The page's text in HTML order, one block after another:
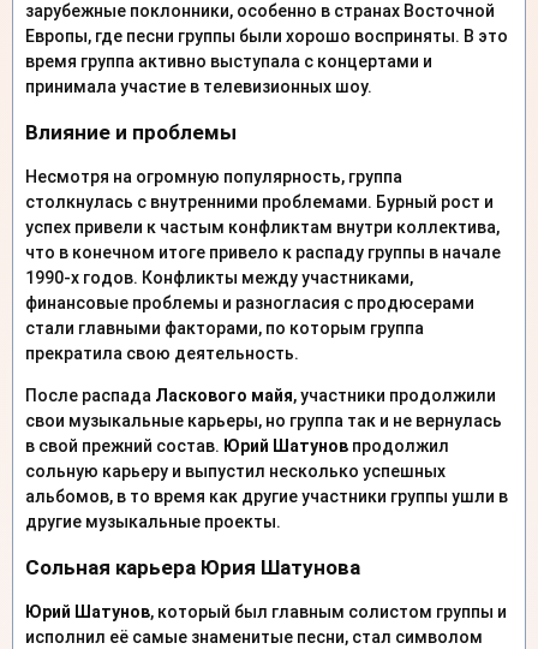
зарубежные поклонники, особенно в странах Восточной
Европы, где песни группы были хорошо восприняты. В это
время группа активно выступала с концертами и
принимала участие в телевизионных шоу.
Влияние и проблемы
Несмотря на огромную популярность, группа
столкнулась с внутренними проблемами. Бурный рост и
успех привели к частым конфликтам внутри коллектива,
что в конечном итоге привело к распаду группы в начале
1990-х годов. Конфликты между участниками,
финансовые проблемы и разногласия с продюсерами
стали главными факторами, по которым группа
прекратила свою деятельность.
После распада Ласкового майя, участники продолжили
свои музыкальные карьеры, но группа так и не вернулась
в свой прежний состав. Юрий Шатунов продолжил
сольную карьеру и выпустил несколько успешных
альбомов, в то время как другие участники группы ушли в
другие музыкальные проекты.
Сольная карьера Юрия Шатунова
Юрий Шатунов, который был главным солистом группы и
исполнил её самые знаменитые песни, стал символом